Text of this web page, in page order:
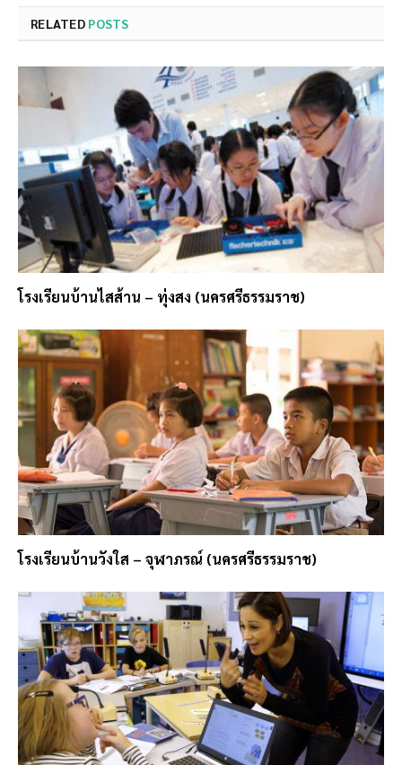
RELATED POSTS
โรงเรียนบ้านไสส้าน – ทุ่งสง (นครศรีธรรมราช)
โรงเรียนบ้านวังใส – จุฬาภรณ์ (นครศรีธรรมราช)